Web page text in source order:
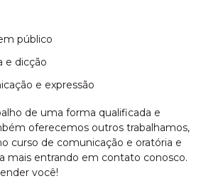
público
e dicção
e expressão
de uma forma qualificada e
oferecemos outros trabalhamos,
curso de comunicação e oratória e
mais entrando em contato conosco.
você!